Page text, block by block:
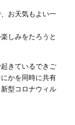
お天気もよい一
しみをたろうと
きているできご
かを同時に共有
型コロナウィル